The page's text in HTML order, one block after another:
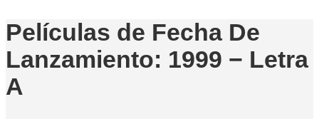
Películas de Fecha De
Lanzamiento: 1999 − Letra
A